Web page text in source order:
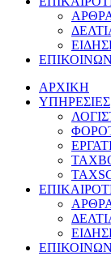
ΑΡΧΙΚΗ
ΥΠΗΡΕΣΙΕΣ